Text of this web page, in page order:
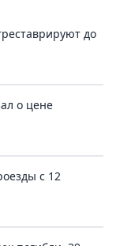
до
о цене
с 12